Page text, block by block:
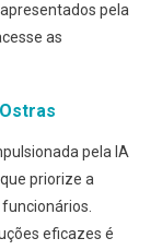
pela
as
pela IA
priorize a
eficazes é